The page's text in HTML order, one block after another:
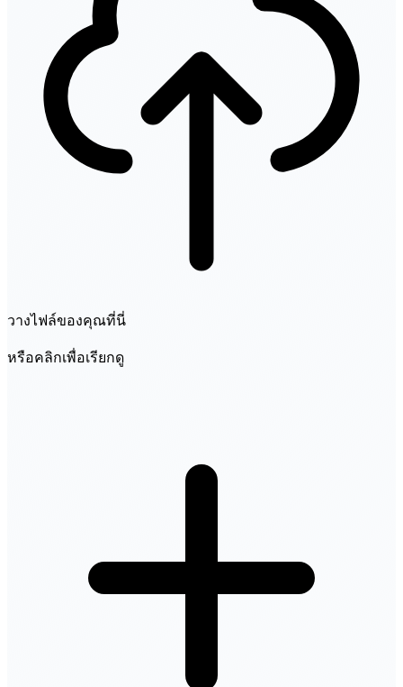
วางไฟล์ของคุณที่นี่
หรือคลิกเพื่อเรียกดู